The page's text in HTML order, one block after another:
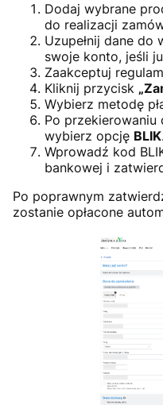
Dodaj wybrane
do realizacji
Uzupełnij dane do
swoje konto, jeśli
Zaakceptuj
Kliknij przycisk
Wybierz metodę
Po przekierowaniu
wybierz opcję BLIK
Wprowadź kod
bankowej i
Po poprawnym
zostanie opłacone